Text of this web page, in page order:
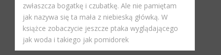
zwłaszcza bogatkę i czubatkę. Ale nie pamiętam
jak nazywa się ta mała z niebieską główką. W
książce zobaczycie jeszcze ptaka wyglądającego
jak woda i takiego jak pomidorek